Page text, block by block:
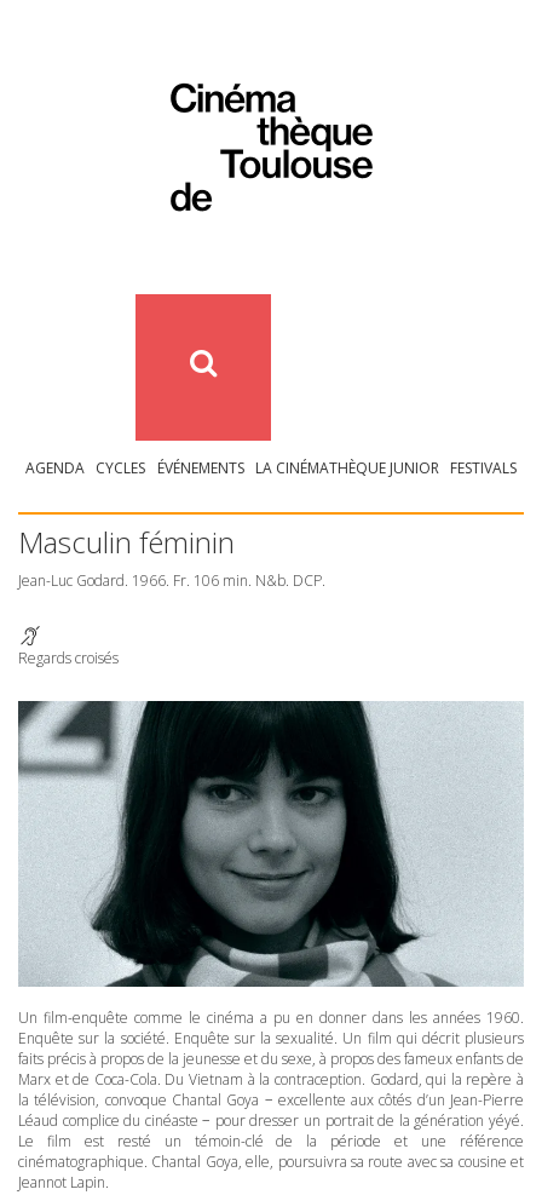
AGENDA CYCLES ÉVÉNEMENTS LA CINÉMATHÈQUE JUNIOR FESTIVALS
Masculin féminin
Jean-Luc Godard. 1966. Fr. 106 min. N&b. DCP.
Regards croisés
Un film-enquête comme le cinéma a pu en donner dans les années 1960.
Enquête sur la société. Enquête sur la sexualité. Un film qui décrit plusieurs
faits précis à propos de la jeunesse et du sexe, à propos des fameux enfants de
Marx et de Coca-Cola. Du Vietnam à la contraception. Godard, qui la repère à
la télévision, convoque Chantal Goya − excellente aux côtés d’un Jean-Pierre
Léaud complice du cinéaste − pour dresser un portrait de la génération yéyé.
Le film est resté un témoin-clé de la période et une référence
cinématographique. Chantal Goya, elle, poursuivra sa route avec sa cousine et
Jeannot Lapin.